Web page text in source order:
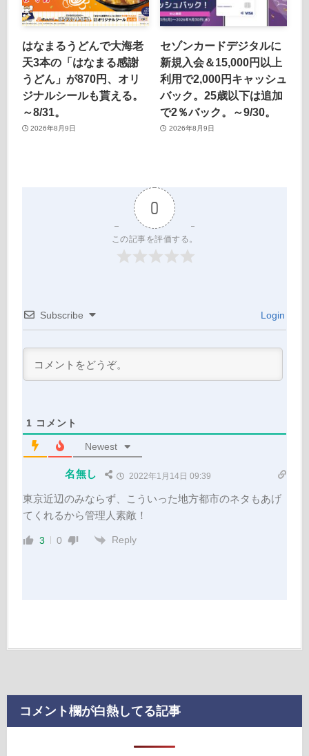
はなまるうどんで大海老
天3本の「はなまる感謝
うどん」が870円、オリ
ジナルシールも貰える。
～8/31。
2026年8月9日
セゾンカードデジタルに
新規入会＆15,000円以上
利用で2,000円キャッシュ
バック。25歳以下は追加
で2％バック。～9/30。
2026年8月9日
0
この記事を評価する。
Subscribe Login
1 コメント
Newest
名無し 2022年1月14日 09:39
東京近辺のみならず、こういった地方都市のネタもあげ
てくれるから管理人素敵！
3 0 Reply
コメント欄が白熱してる記事